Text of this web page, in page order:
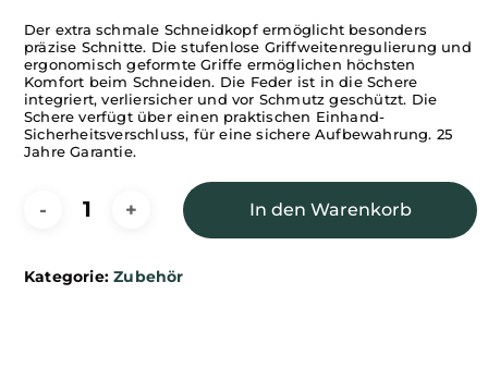
Der extra schmale Schneidkopf ermöglicht besonders
präzise Schnitte. Die stufenlose Griffweitenregulierung und
ergonomisch geformte Griffe ermöglichen höchsten
Komfort beim Schneiden. Die Feder ist in die Schere
integriert, verliersicher und vor Schmutz geschützt. Die
Schere verfügt über einen praktischen Einhand-
Sicherheitsverschluss, für eine sichere Aufbewahrung. 25
Jahre Garantie.
In den Warenkorb
Kategorie:Zubehör